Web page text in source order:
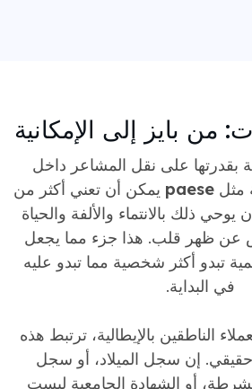
من بايز إلى الإمكانية
بقدرتها على نقل المشاعر داخل
مثل paese يمكن أن تعني أكثر من
ذلك بالانتماء والألفة والحياة
عن ظهر قلب. هذا جزء مما يجعل
تبدو أكثر شخصية مما تبدو عليه
في البداية.
الناطقين بالإيطالية، ترتبط هذه
حقيقي. إن سجل الميلاد، أو سجل
أو الشهادة الجامعية ليست